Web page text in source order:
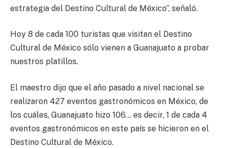
estrategia del Destino Cultural de México”, señaló.
Hoy 8 de cada 100 turistas que visitan el Destino
Cultural de México sólo vienen a Guanajuato a probar
nuestros platillos.
El maestro dijo que el año pasado a nivel nacional se
realizaron 427 eventos gastronómicos en México, de
los cuáles, Guanajuato hizo 106… es decir, 1 de cada 4
eventos gastronómicos en este país se hicieron en el
Destino Cultural de México.